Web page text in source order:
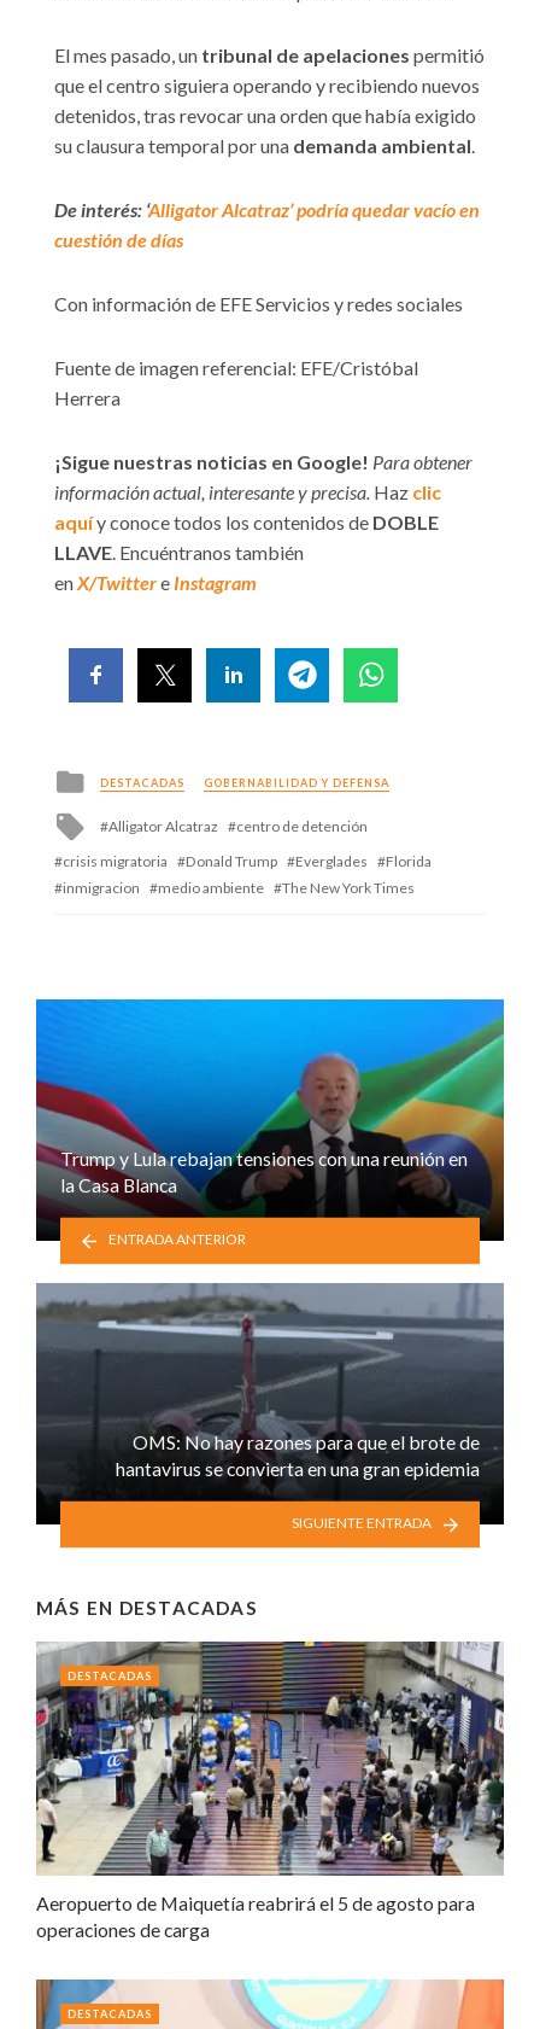
El mes pasado, un tribunal de apelaciones permitió
que el centro siguiera operando y recibiendo nuevos
detenidos, tras revocar una orden que había exigido
su clausura temporal por una demanda ambiental
De interés: ‘Alligator Alcatraz’ podría quedar vacío en
cuestión de días
Con información de EFE Servicios y redes sociales
Fuente de imagen referencial: EFE/Cristóbal
Herrera
¡Sigue nuestras noticias en Google! Para obtener
información actual, interesante y precisa. Haz clic
aquíy conoce todos los contenidos de DOBLE
LLAVE . Encuéntranos también
en X/Twittere Instagram
Posted
in
DESTACADAS GOBERNABILIDAD Y DEFENSA
Tagged
Alligator Alcatraz
centro de detención
crisis migratoria
Donald Trump Everglades
Florida
inmigracion
medio ambiente The New York Times
Trump y Lula rebajan tensiones con una reunión en
la Casa Blanca
ENTRADA ANTERIOR
OMS: No hay razones para que el brote de
hantavirus se convierta en una gran epidemia
SIGUIENTE ENTRADA
MÁS EN DESTACADAS
Aeropuerto de Maiquetía reabrirá el 5 de agosto para
operaciones de carga
DESTACADAS
DESTACADAS